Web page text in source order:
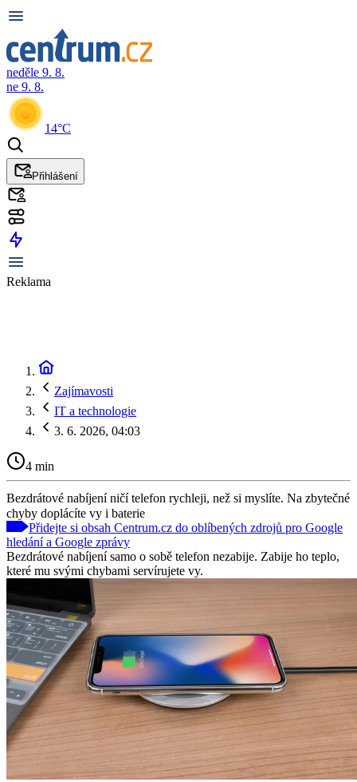
neděle 9. 8.
ne 9. 8.
14°C
Přihlášení
Reklama
Zajímavosti
IT a technologie
3. 6. 2026, 04:03
4 min
Bezdrátové nabíjení ničí telefon rychleji, než si myslíte. Na zbytečné
chyby doplácíte vy i baterie
Přidejte si obsah Centrum.cz do oblíbených zdrojů pro Google
hledání a Google zprávy
Bezdrátové nabíjení samo o sobě telefon nezabije. Zabije ho teplo,
které mu svými chybami servírujete vy.